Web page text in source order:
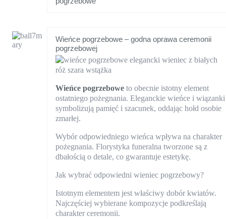
Wieńce pogrzebowe – godna oprawa ceremonii
pogrzebowej
Wieńce pogrzebowe to obecnie istotny element
ostatniego pożegnania. Eleganckie wieńce i wiązanki
symbolizują pamięć i szacunek, oddając hołd osobie
zmarłej.
Wybór odpowiedniego wieńca wpływa na charakter
pożegnania. Florystyka funeralna tworzone są z
dbałością o detale, co gwarantuje estetykę.
Jak wybrać odpowiedni wieniec pogrzebowy?
Istotnym elementem jest właściwy dobór kwiatów.
Najczęściej wybierane kompozycje podkreślają
charakter ceremonii.